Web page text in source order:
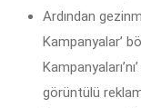
Ardından
Kampanyalar’
görüntülü